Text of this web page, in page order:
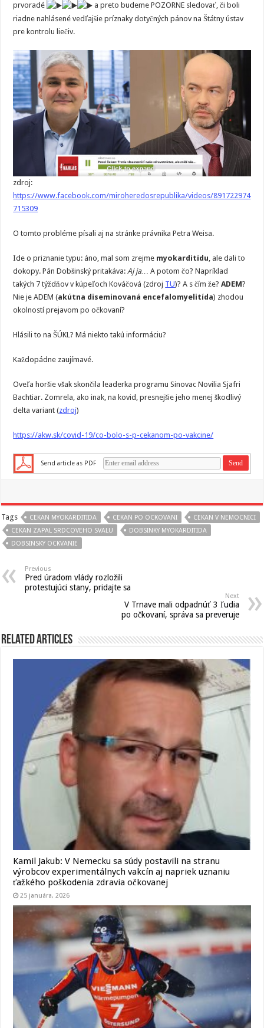
prvoradé
a preto budeme POZORNE sledovať, či boli
riadne nahlásené vedľajšie príznaky dotyčných pánov na Štátny ústav
pre kontrolu liečiv.
zdroj:
https://www.facebook.com/miroheredosrepublika/videos/891722974
715309
O tomto probléme písali aj na stránke právnika Petra Weisa.
Ide o priznanie typu: áno, mal som zrejme myokarditídu , ale dali to
dokopy. Pán Dobšinský pritakáva:Aj ja…
A potom čo? Napríklad
takých 7 týždňov v kúpeľoch Kováčová (zdroj TU)? A s čím že?ADEM?
Nie je ADEM (akútna diseminovaná encefalomyelitída) zhodou
okolností prejavom po očkovaní?
Hlásili to na ŠÚKL? Má niekto takú informáciu?
Každopádne zaujímavé.
Oveľa horšie však skončila leaderka programu Sinovac Novilia Sjafri
Bachtiar. Zomrela, ako inak, na kovid, presnejšie jeho menej škodlivý
delta variant (zdroj)
https://akw.sk/covid-19/co-bolo-s-p-cekanom-po-vakcine/
Send article as PDF
Tags CEKAN MYOKARDITIDA CEKAN PO OCKOVANI
CEKAN V NEMOCNICI
CEKAN ZAPAL SRDCOVEHO SVALU
DOBSINKY MYOKARDITIDA
DOBSINSKY OCKVANIE
Previous
Pred úradom vlády rozložili
protestujúci stany, pridajte sa
Next
V Trnave mali odpadnúť 3 ľudia
po očkovaní, správa sa preveruje
Related Articles
Kamil Jakub: V Nemecku sa súdy postavili na stranu
výrobcov experimentálnych vakcín aj napriek uznaniu
ťažkého poškodenia zdravia očkovanej
25 januára, 2026